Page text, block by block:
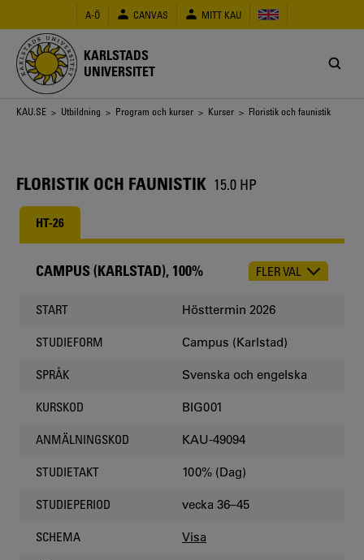
huvudinnehåll
A-Ö CANVAS MITT KAU
KARLSTADS
UNIVERSITET
Länkstig
KAU.SE > Utbildning > Program och kurser > Kurser > Floristik och faunistik
FLORISTIK OCH FAUNISTIK 15.0 HP
HT-26
CHOOSE
CAMPUS (KARLSTAD), 100% FLER VAL
START Hösttermin 2026
STUDIEFORM Campus (Karlstad)
SPRÅK Svenska och engelska
KURSKOD BIG001
ANMÄLNINGSKOD KAU-49094
STUDIETAKT 100% (Dag)
STUDIEPERIOD vecka 36–45
SCHEMA Visa